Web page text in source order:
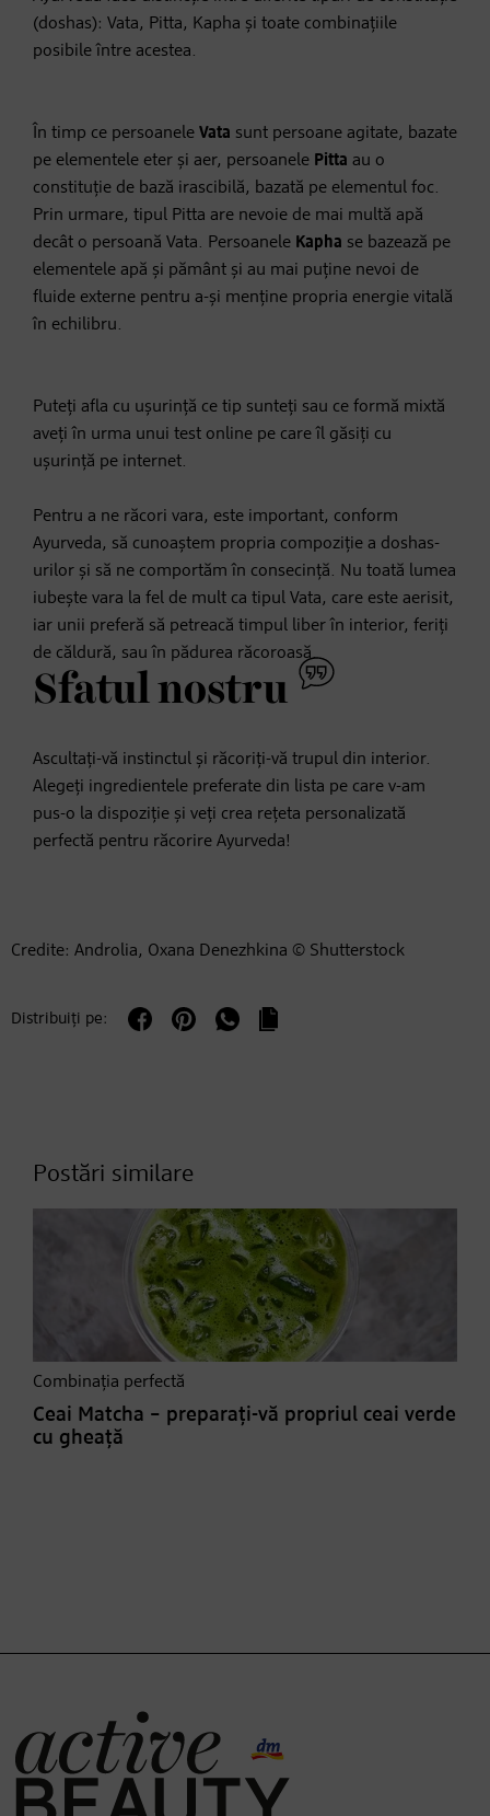
(doshas): Vata, Pitta, Kapha și toate combinațiile
posibile între acestea.
În timp ce persoanele Vata sunt persoane agitate, bazate
pe elementele eter și aer, persoanele Pitta au o
constituție de bază irascibilă, bazată pe elementul foc.
Prin urmare, tipul Pitta are nevoie de mai multă apă
decât o persoană Vata. Persoanele Kapha se bazează pe
elementele apă și pământ și au mai puține nevoi de
fluide externe pentru a-și menține propria energie vitală
în echilibru.
Puteți afla cu ușurință ce tip sunteți sau ce formă mixtă
aveți în urma unui test online pe care îl găsiți cu
ușurință pe internet.
Pentru a ne răcori vara, este important, conform
Ayurveda, să cunoaștem propria compoziție a doshas-
urilor și să ne comportăm în consecință. Nu toată lumea
iubește vara la fel de mult ca tipul Vata, care este aerisit,
iar unii preferă să petreacă timpul liber în interior, feriți
de căldură, sau în pădurea răcoroasă.
Sfatul nostru
Ascultați-vă instinctul și răcoriți-vă trupul din interior.
Alegeți ingredientele preferate din lista pe care v-am
pus-o la dispoziție și veți crea rețeta personalizată
perfectă pentru răcorire Ayurveda!
Credite: Androlia, Oxana Denezhkina © Shutterstock
Distribuiți pe:
Postări similare
Combinația perfectă
Ceai Matcha – preparați-vă propriul ceai verde
cu gheață